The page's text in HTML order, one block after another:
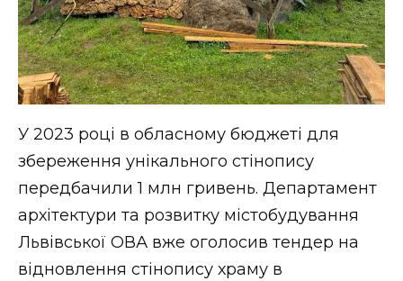
У 2023 році в обласному бюджеті для
збереження унікального стінопису
передбачили 1 млн гривень. Департамент
архітектури та розвитку містобудування
Львівської ОВА вже оголосив тендер на
відновлення стінопису храму в